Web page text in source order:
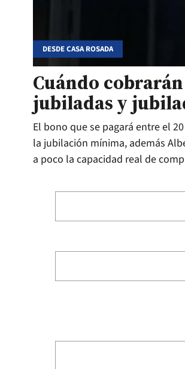
DESDE CASA ROSADA
Cuándo
jubiladas y
El bono que se pagará entre el
la jubilación mínima, además
a poco la capacidad real de